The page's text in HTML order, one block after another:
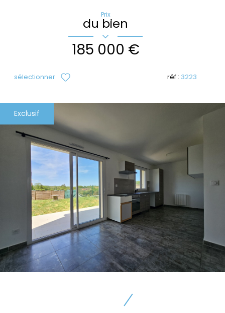
Prix
du bien
185 000 €
sélectionner réf : 3223
Exclusif